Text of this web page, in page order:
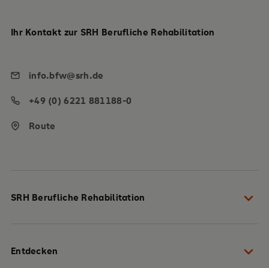
SRH Berufliche Rehabilitation
Entdecken
Ihr Kontakt zur SRH Berufliche Rehabilitation
info.bfw@srh.de
+49 (0) 6221 881188-0
Route